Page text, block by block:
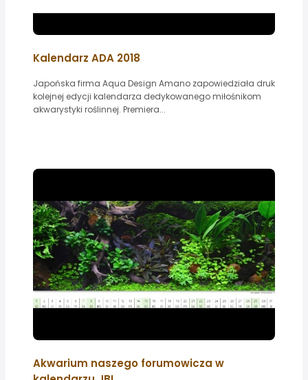
Kalendarz ADA 2018
Japońska firma Aqua Design Amano zapowiedziała druk
kolejnej edycji kalendarza dedykowanego miłośnikom
akwarystyki roślinnej. Premiera...
Akwarium naszego forumowicza w